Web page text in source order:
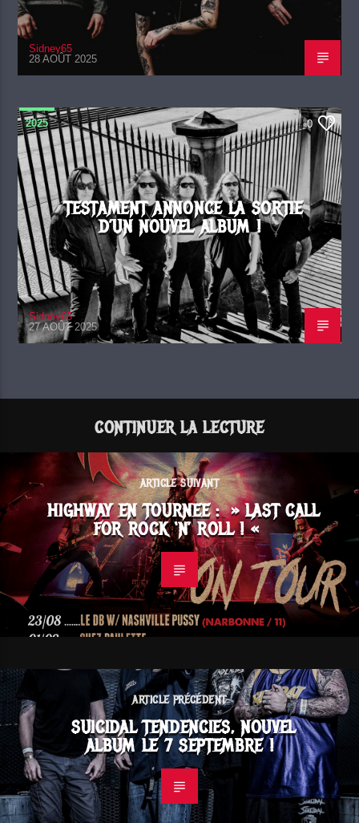
Sidney65
28 AOÛT 2025
2025 0
TESTAMENT ANNONCE LA SORTIE
D’UN NOUVEL ALBUM !
Sidney65
27 AOÛT 2025
CONTINUER LA LECTURE
ARTICLE SUIVANT
HIGHWAY EN TOURNEE : » LAST CALL
FOR ROCK ‘N’ ROLL ! «
ARTICLE PRÉCÉDENT
SUICIDAL TENDENCIES, NOUVEL
ALBUM LE 7 SEPTEMBRE !